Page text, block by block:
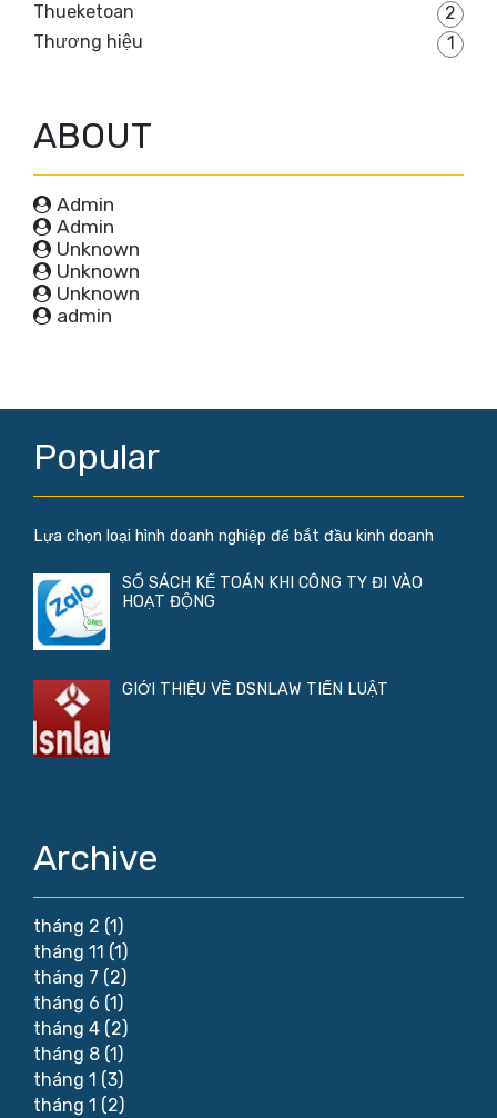
Thueketoan
2
Thương hiệu
1
ABOUT
Admin
Admin
Unknown
Unknown
Unknown
admin
Popular
Lựa chọn loại hình doanh nghiệp để bắt đầu kinh doanh
SỔ SÁCH KẾ TOÁN KHI CÔNG TY ĐI VÀO
HOẠT ĐỘNG
GIỚI THIỆU VỀ DSNLAW TIẾN LUẬT
Archive
tháng 2 (1)
tháng 11 (1)
tháng 7 (2)
tháng 6 (1)
tháng 4 (2)
tháng 8 (1)
tháng 1 (3)
tháng 1 (2)